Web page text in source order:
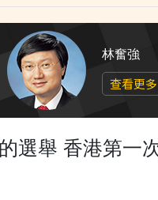
林奮強
查看更多
選舉 香港第一